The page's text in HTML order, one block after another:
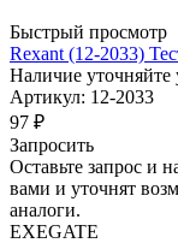
Быстрый просмотр
Rexant (12-2033)
Наличие уточняйте
Артикул: 12-2033
97 ₽
Запросить
Оставьте запрос и
вами и уточнят
аналоги.
EXEGATE